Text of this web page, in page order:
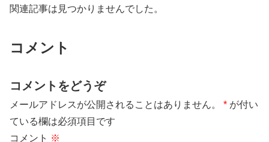
関連記事は見つかりませんでした。
コメント
コメントをどうぞ
メールアドレスが公開されることはありません。 * が付い
ている欄は必須項目です
コメント ※